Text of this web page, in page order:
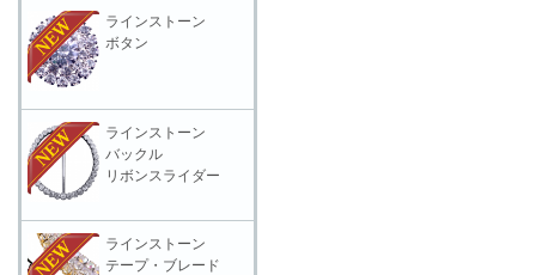
ラインストーン
ボタン
ラインストーン
バックル
リボンスライダー
ラインストーン
テープ・ブレード